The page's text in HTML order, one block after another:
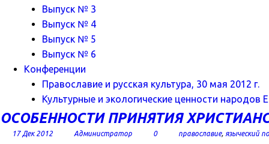
Выпуск № 3
Выпуск № 4
Выпуск № 5
Выпуск № 6
Конференции
Православие и русская культура, 30 мая 2012 г.
Культурные и экологические ценности народов
ОСОБЕННОСТИ ПРИНЯТИЯ
17 Дек 2012 Администратор 0 православие, языческий